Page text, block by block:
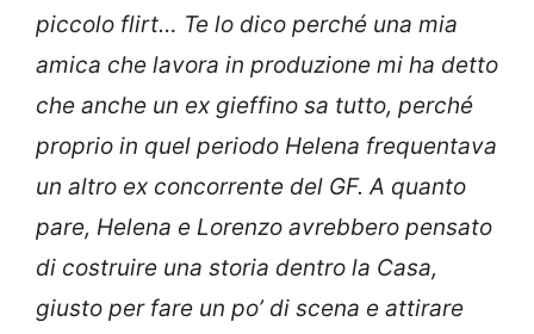
piccolo flirt… Te lo dico perché una mia
amica che lavora in produzione mi ha detto
che anche un ex gieffino sa tutto, perché
proprio in quel periodo Helena frequentava
un altro ex concorrente del GF. A quanto
pare, Helena e Lorenzo avrebbero pensato
di costruire una storia dentro la Casa,
giusto per fare un po’ di scena e attirare